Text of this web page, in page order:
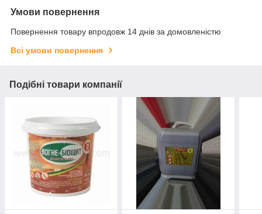
Умови повернення
Повернення товару впродовж 14 днів за домовленістю
Всі умови повернення
Подібні товари компанії